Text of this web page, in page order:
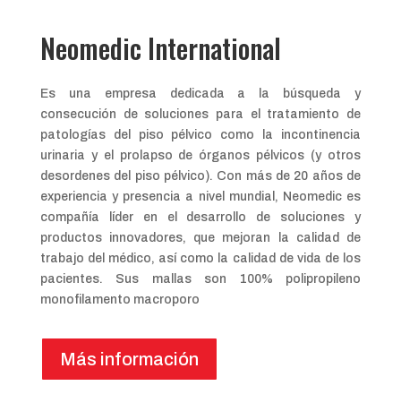
Neomedic International
Es una empresa dedicada a la búsqueda y
consecución de soluciones para el tratamiento de
patologías del piso pélvico como la incontinencia
urinaria y el prolapso de órganos pélvicos (y otros
desordenes del piso pélvico). Con más de 20 años de
experiencia y presencia a nivel mundial, Neomedic es
compañía líder en el desarrollo de soluciones y
productos innovadores, que mejoran la calidad de
trabajo del médico, así como la calidad de vida de los
pacientes. Sus mallas son 100% polipropileno
monofilamento macroporo
Más información